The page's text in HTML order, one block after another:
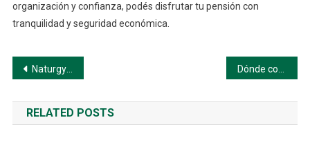
organización y confianza, podés disfrutar tu pensión con
tranquilidad y seguridad económica.
Navegación
de
entradas
Naturgy Pago en Línea: Cómo Realizar tu Pago de Gas de Forma Segura y Rápida
RELATED POSTS